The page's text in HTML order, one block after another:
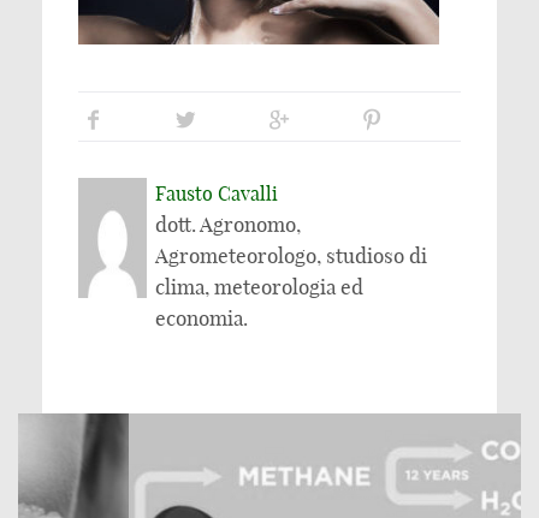
Fausto Cavalli
dott. Agronomo,
Agrometeorologo, studioso di
clima, meteorologia ed
economia.